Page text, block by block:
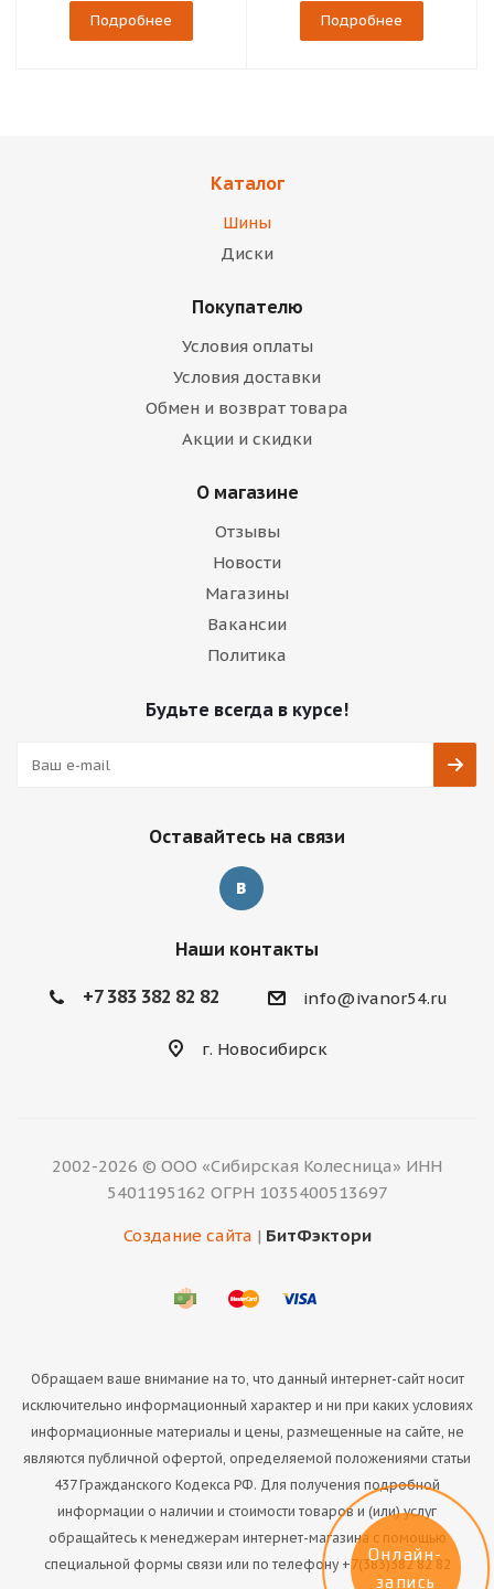
Подробнее Подробнее
Каталог
Шины
Диски
Покупателю
Условия оплаты
Условия доставки
Обмен и возврат товара
Акции и скидки
О магазине
Отзывы
Новости
Магазины
Вакансии
Политика
Будьте всегда в курсе!
Оставайтесь на связи
Наши контакты
+7 383 382 82 82 info@ivanor54.ru
г. Новосибирск
2002-2026 © ООО «Сибирская Колесница» ИНН
5401195162 ОГРН 1035400513697
Создание сайта | БитФэктори
Обращаем ваше внимание на то, что данный интернет-сайт носит
исключительно информационный характер и ни при каких условиях
информационные материалы и цены, размещенные на сайте, не
являются публичной офертой, определяемой положениями статьи
437 Гражданского Кодекса РФ. Для получения подробной
информации о наличии и стоимости товаров и (или) услуг
обращайтесь к менеджерам интернет-магазина с помощью
специальной формы связи или по телефону +7(383)382 82 82
Онлайн-
запись